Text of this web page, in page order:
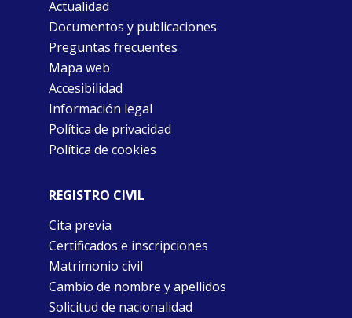
Actualidad
Documentos y publicaciones
Preguntas frecuentes
Mapa web
Accesibilidad
Información legal
Política de privacidad
Política de cookies
REGISTRO CIVIL
Cita previa
Certificados e inscripciones
Matrimonio civil
Cambio de nombre y apellidos
Solicitud de nacionalidad